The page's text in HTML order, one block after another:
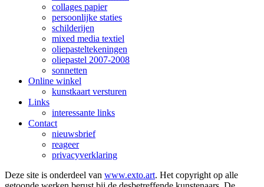
collages papier
persoonlijke staties
schilderijen
mixed media textiel
oliepasteltekeningen
oliepastel 2007-2008
sonnetten
Online winkel
kunstkaart versturen
Links
interessante links
Contact
nieuwsbrief
reageer
privacyverklaring
Deze site is onderdeel van www.exto.art. Het copyright op alle